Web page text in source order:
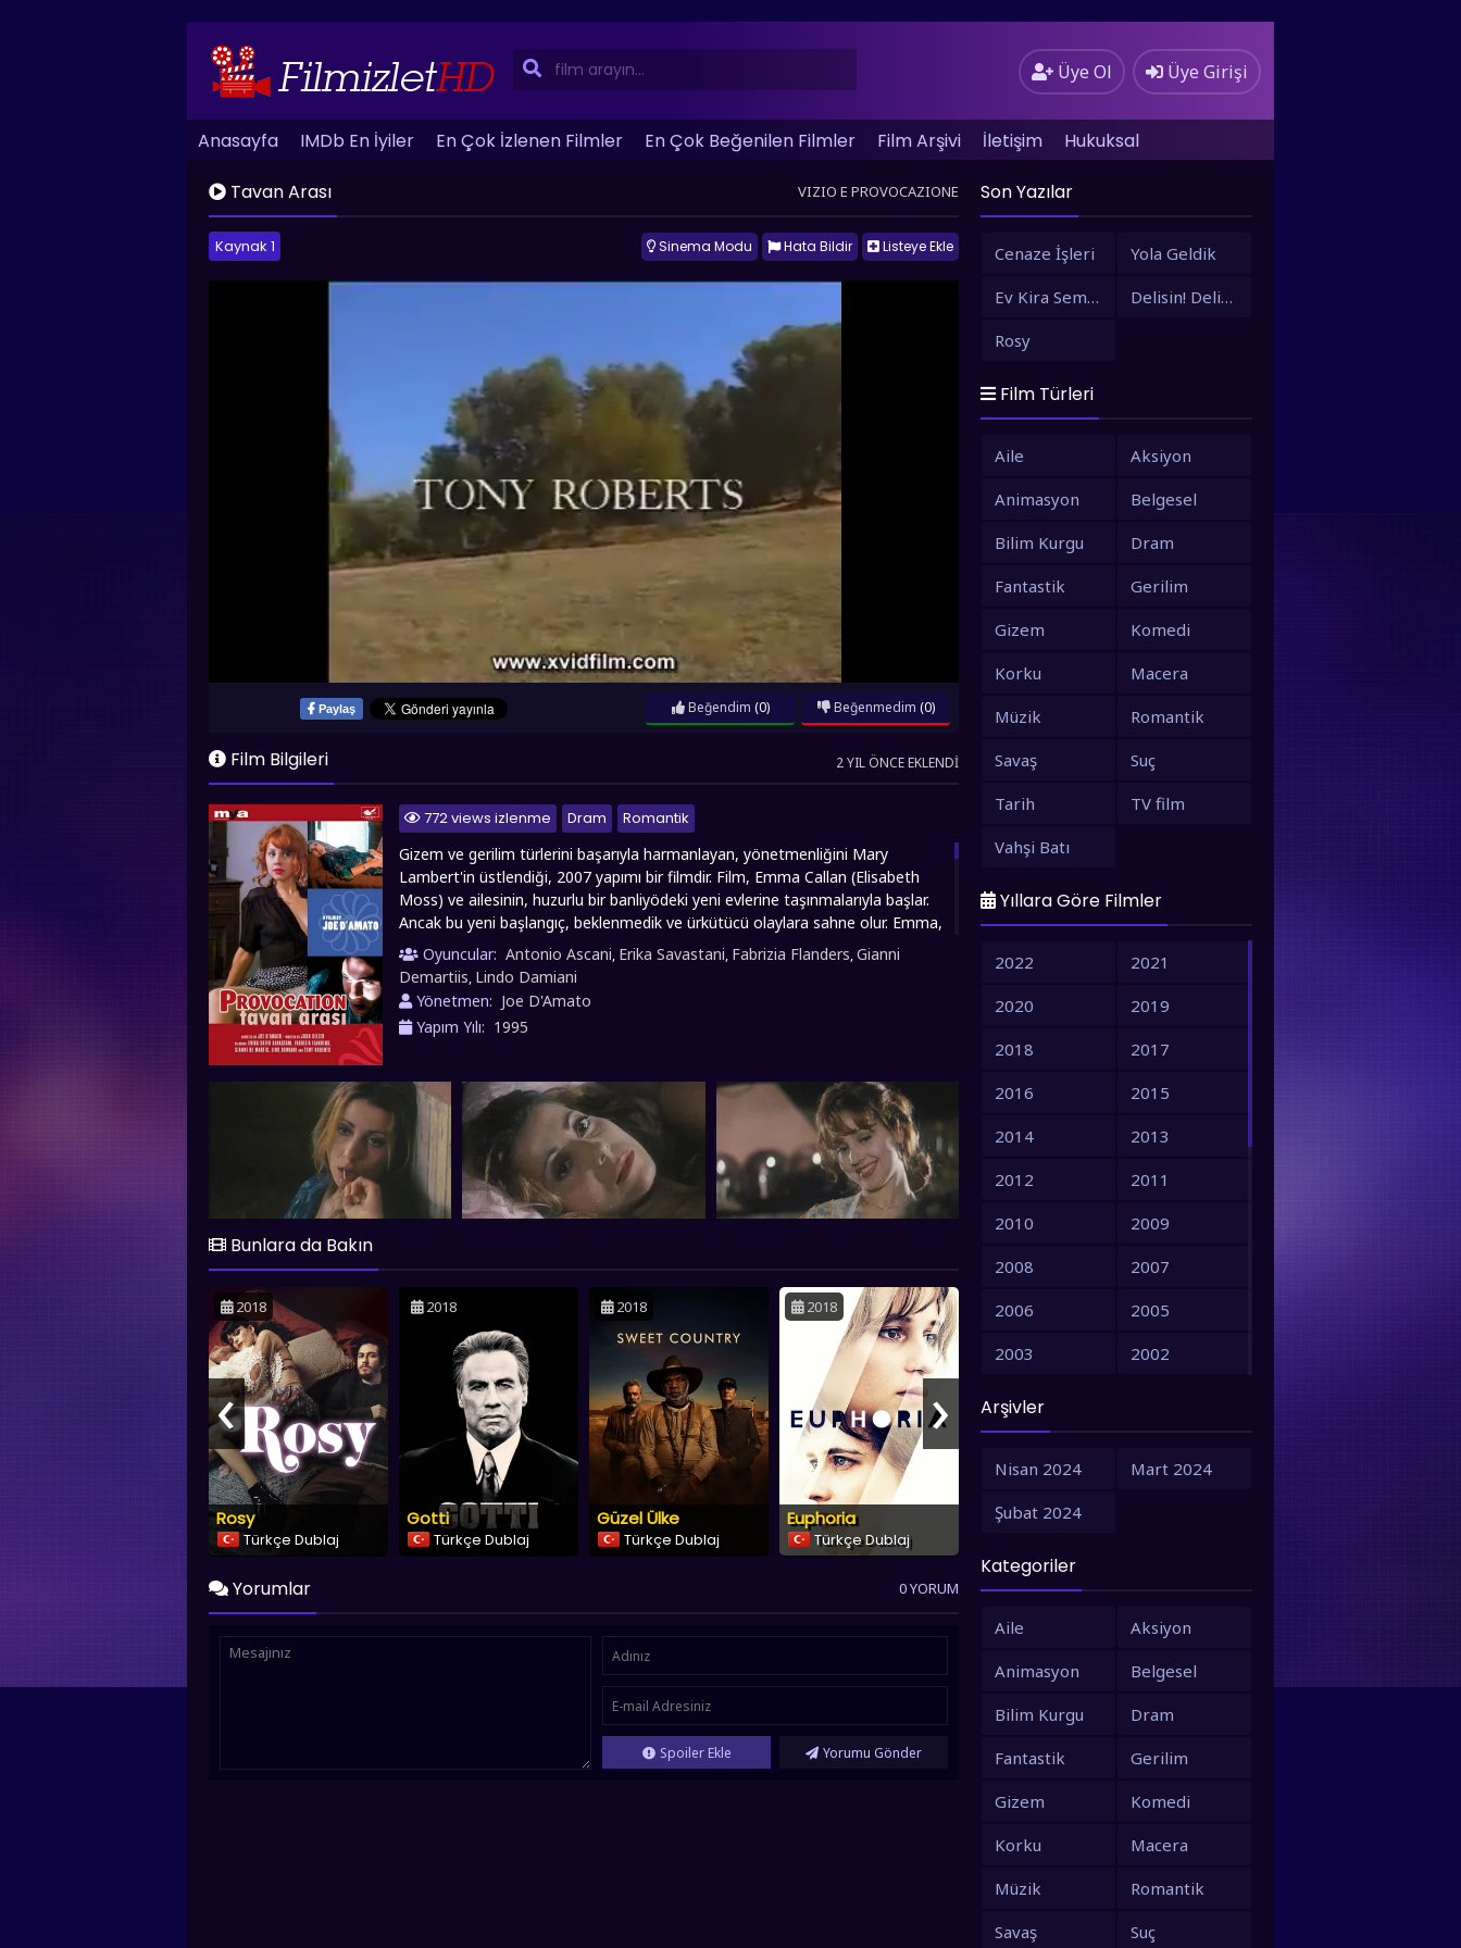
Üye Ol Üye Girişi
Anasayfa IMDb En İyiler En Çok İzlenen Filmler En Çok Beğenilen Filmler Film Arşivi İletişim Hukuksal
Tavan Arası VIZIO E PROVOCAZIONE
Kaynak 1 Listeye Ekle
Hata Bildir
Sinema Modu
Paylaş Beğendim (0) Beğenmedim (0)
Film Bilgileri 2 YIL ÖNCE EKLENDI
772 views izlenme Dram
Romantik
Gizem ve gerilim türlerini başarıyla harmanlayan, yönetmenliğini Mary
Lambert'in üstlendiği, 2007 yapımı bir filmdir. Film, Emma Callan (Elisabeth
Moss) ve ailesinin, huzurlu bir banliyödeki yeni evlerine taşınmalarıyla başlar.
Ancak bu yeni başlangıç, beklenmedik ve ürkütücü olaylara sahne olur. Emma,
taşındıkları evin tavan arasında, kendisine tıpatıp benzeyen gizemli bir varlıkla
karşılaşır. Bu buluş, Emma'nın hem gerçekliğini hem de akıl sağlığını
sorgulamasına neden olur. Film boyunca, Emma'nın bu gizemli varlıkla olan
etkileşimi, gerilimi ve merakı arttırır. Filmde, ailenin geçmişte yaşadığı
travmatik olaylar ve bunların Emma'nın şimdiki durumu üzerindeki etkileri de
çalışırken, aynı zamanda aile içindeki gizli gerçekleri ve yalanları da keşfeder.
Bu süreç, ailenin parçalanmasına ve Emma'nın yalnızlaşmasına yol açar.
"Tavan Arası", psikolojik gerilim unsurlarını ustaca kullanarak izleyiciyi sürekli
bir gerilim ve merak içinde tutar. Elisabeth Moss'un performansı, filmdeki
korku ve gerilim atmosferini destekler ve Emma karakterinin karmaşık
duygusal durumunu başarıyla yansıtır. Filmin yönetmeni Mary Lambert, korku
ve gerilim türlerindeki deneyimini "Tavan Arası"nda etkili bir şekilde kullanır.
Arası", sürükleyici bir hikaye anlatımı, güçlü karakter gelişimi ve etkileyici
atmosferiyle dikkat çeken bir gerilim filmidir. Film, gerçeklik, delilik ve aile sırları
temalarını başarılı bir şekilde işler ve izleyiciyi sonuna kadar merak içinde tutar.
Oyuncular: Antonio Ascani, Erika Savastani, Fabrizia Flanders,Gianni
Demartiis, Lindo Damiani
Yönetmen: Joe D'Amato
Yapım Yılı: 1995
Bunlara da Bakın
2018
Rosy
Türkçe Dublaj
2018
Gotti
Türkçe Dublaj
2018
Güzel Ülke
Türkçe Dublaj
2018
Euphoria
Türkçe Dublaj
2021
Gelecek Dünya
‹ ›
Yorumlar 0 YORUM
Spoiler Ekle Yorumu Gönder
Son Yazılar
Cenaze İşleri
Yola Geldik
Ev Kira Semt Bizim
Delisin! Delisin!
Rosy
Film Türleri
Aile
Aksiyon
Animasyon
Belgesel
Bilim Kurgu
Dram
Fantastik
Gerilim
Gizem
Komedi
Korku
Macera
Müzik
Romantik
Savaş
Suç
Tarih
TV film
Vahşi Batı
Yıllara Göre Filmler
2022
2021
2020
2019
2018
2017
2016
2015
2014
2013
2012
2011
2010
2009
2008
2007
2006
2005
2003
2002
2001
1993
1991
Arşivler
Nisan 2024
Mart 2024
Şubat 2024
Kategoriler
Aile
Aksiyon
Animasyon
Belgesel
Bilim Kurgu
Dram
Fantastik
Gerilim
Gizem
Komedi
Korku
Macera
Müzik
Romantik
Savaş
Suç